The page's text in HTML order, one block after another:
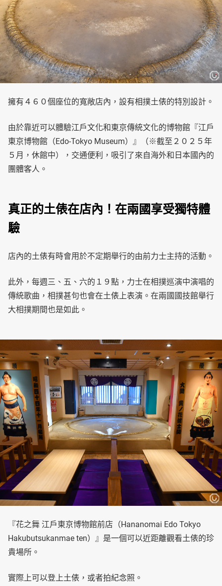
擁有４６０個座位的寬敞店內，設有相撲土俵的特別設計。
由於靠近可以體驗江戶文化和東京傳統文化的博物館『江戶
東京博物館（Edo-Tokyo Museum）』（※截至２０２５年
５月，休館中），交通便利，吸引了來自海外和日本國內的
團體客人。
真正的土俵在店內！在兩國享受獨特體
驗
店內的土俵有時會用於不定期舉行的由前力士主持的活動。
此外，每週三、五、六的１９點，力士在相撲巡演中演唱的
傳統歌曲，相撲甚句也會在土俵上表演。在兩國國技館舉行
大相撲期間也是如此。
『花之舞 江戶東京博物館前店（Hananomai Edo Tokyo
Hakubutsukanmae ten）』是一個可以近距離觀看土俵的珍
貴場所。
實際上可以登上土俵，或者拍紀念照。